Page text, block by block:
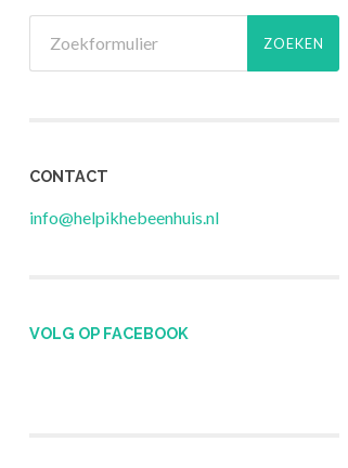
CONTACT
info@helpikhebeenhuis.nl
VOLG OP FACEBOOK